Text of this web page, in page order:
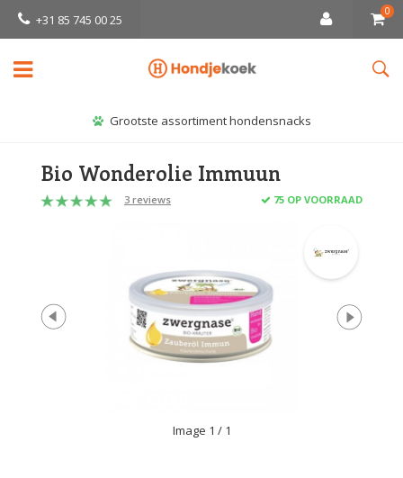
+31 85 745 00 25
0
Grootste assortiment hondensnacks
Bio Wonderolie Immuun
3 reviews 75 OP VOORRAAD
Image 1 / 1